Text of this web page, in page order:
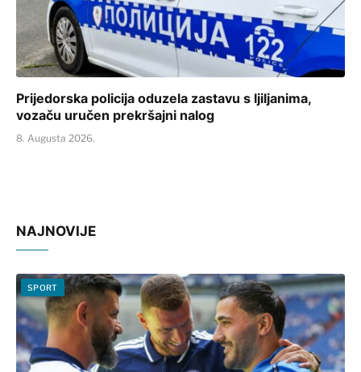
Prijedorska policija oduzela zastavu s ljiljanima,
vozaču uručen prekršajni nalog
8. Augusta 2026.
NAJNOVIJE
SPORT